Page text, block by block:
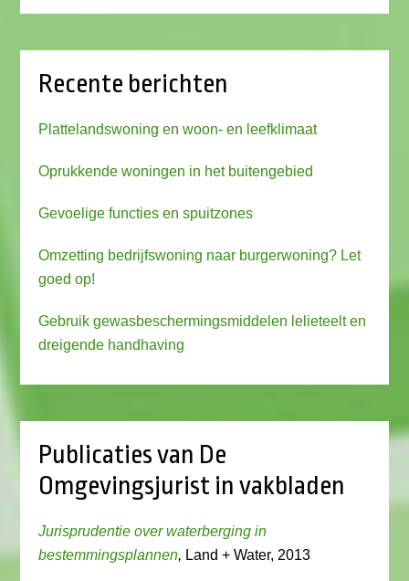
Recente berichten
Plattelandswoning en woon- en leefklimaat
Oprukkende woningen in het buitengebied
Gevoelige functies en spuitzones
Omzetting bedrijfswoning naar burgerwoning? Let
goed op!
Gebruik gewasbeschermingsmiddelen lelieteelt en
dreigende handhaving
Publicaties van De
Omgevingsjurist in vakbladen
Jurisprudentie over waterberging in
bestemmingsplannen, Land + Water, 2013